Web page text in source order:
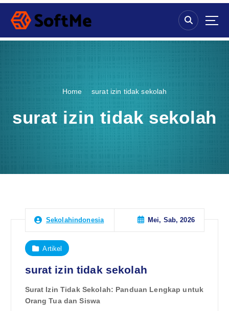
S
p
Home surat izin tidak sekolah
surat izin tidak sekolah
Sekolahindonesia Mei, Sab, 2026
Artikel
surat izin tidak sekolah
Surat Izin Tidak Sekolah: Panduan Lengkap untuk
Orang Tua dan Siswa